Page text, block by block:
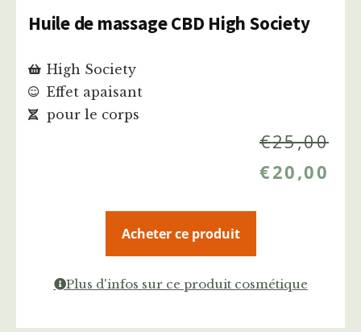
Huile de massage CBD High Society
High Society
Effet apaisant
pour le corps
€25,00
€20,00
Acheter ce produit
Plus d'infos sur ce produit cosmétique